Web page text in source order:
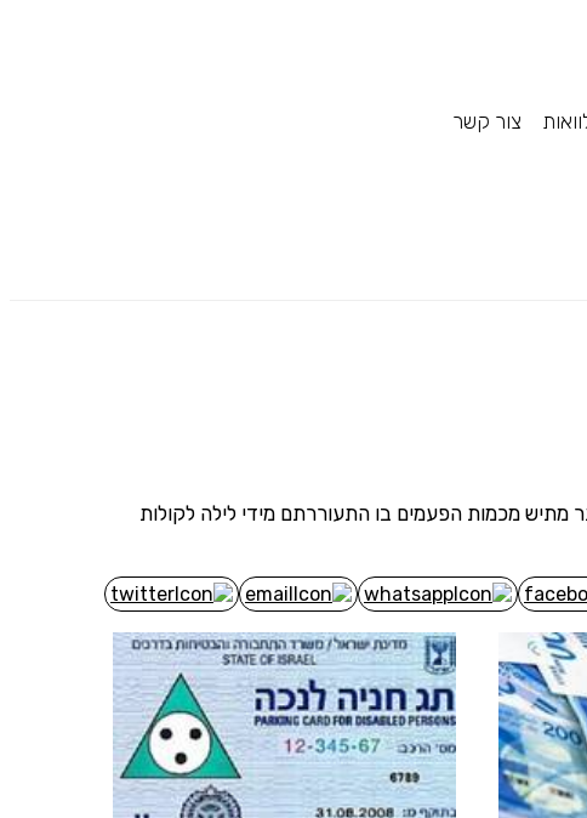
צור קשר
מתיש מכמות הפעמים בו התעוררתם מידי לילה לקולות